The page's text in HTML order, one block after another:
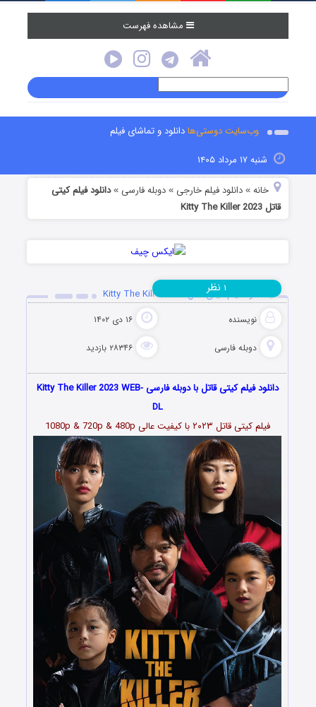
مشاهده فهرست
وب‌سایت دوستی‌هادانلود و تماشای فیلم
شنبه ۱۷ مرداد ۱۴۰۵
خانه »دانلود فیلم خارجی »دوبله فارسی »دانلود فیلم کیتی
قاتل Kitty The Killer 2023
دانلود فیلم کیتی قاتل Kitty The Killer 2023
نویسنده ۱۶ دی ۱۴۰۲
دوبله فارسی ۲۸۳۴۶ بازدید
۱ نظر
دانلود فیلم کیتی قاتل با دوبله فارسی Kitty The Killer 2023 WEB-
DL
فیلم کیتی قاتل ۲۰۲۳ با کیفیت عالی 1080p & 720p & 480p